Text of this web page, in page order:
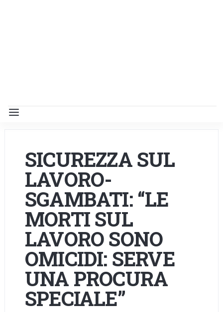
SICUREZZA SUL
LAVORO-
SGAMBATI: “LE
MORTI SUL
LAVORO SONO
OMICIDI: SERVE
UNA PROCURA
SPECIALE”